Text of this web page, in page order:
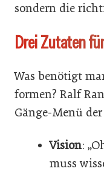
sondern die
Drei Zutaten
Was benötigt
formen? Ralf
Gänge-Menü
Vision:
muss